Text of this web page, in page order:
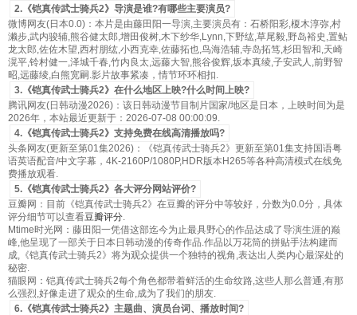
2.《铠真传武士骑兵2》导演是谁?有哪些主要演员?
微博网友(日本0.0)：本片是由藤田阳一导演,主要演员有：石桥阳彩,榎木淳弥,村
濑步,武内骏辅,熊谷健太郎,增田俊树,木下纱华,Lynn,下野纮,草尾毅,野岛裕史,置鲇
龙太郎,佐佐木望,西村朋纮,小西克幸,佐藤拓也,鸟海浩辅,寺岛拓笃,杉田智和,天崎
滉平,铃村健一,泽城千春,竹内良太,远藤大智,熊谷俊辉,坂本真绫,子安武人,前野智
昭,远藤绫,白熊宽嗣.影片故事紧凑，情节环环相扣.
3.《铠真传武士骑兵2》在什么地区上映?什么时间上映?
腾讯网友(日韩动漫2026)：该日韩动漫节目制片国家/地区是日本，上映时间为是
2026年，本站最近更新于：2026-07-08 00:00:09.
4.《铠真传武士骑兵2》支持免费在线高清播放吗?
头条网友(更新至第01集2026)：《铠真传武士骑兵2》更新至第01集支持国语粤
语英语配音/中文字幕，4K-2160P/1080P,HDR版本H265等各种高清模式在线免
费播放观看.
5.《铠真传武士骑兵2》各大评分网站评价?
豆瓣网：目前《铠真传武士骑兵2》在豆瓣的评分中等较好，分数为0.0分，具体
评分细节可以查看豆瓣评分.
Mtime时光网：藤田阳一凭借这部迄今为止最具野心的作品达成了导演生涯的巅
峰,他呈现了一部关于日本日韩动漫的传奇作品.作品以万花筒的拼贴手法构建而
成,《铠真传武士骑兵2》将为观众提供一个独特的视角,表达出人类内心最深处的
秘密.
猫眼网：铠真传武士骑兵2每个角色都带着鲜活的生命纹路,这些人那么普通,有那
么强烈,好像走进了观众的生命,成为了我们的朋友.
6.《铠真传武士骑兵2》主题曲、演员台词、播放时间?